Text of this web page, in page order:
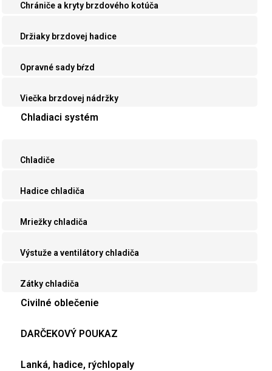
Chrániče a kryty brzdového kotúča
Držiaky brzdovej hadice
Opravné sady bŕzd
Viečka brzdovej nádržky
Chladiaci systém
Chladiče
Hadice chladiča
Mriežky chladiča
Výstuže a ventilátory chladiča
Zátky chladiča
Civilné oblečenie
DARČEKOVÝ POUKAZ
Lanká, hadice, rýchlopaly